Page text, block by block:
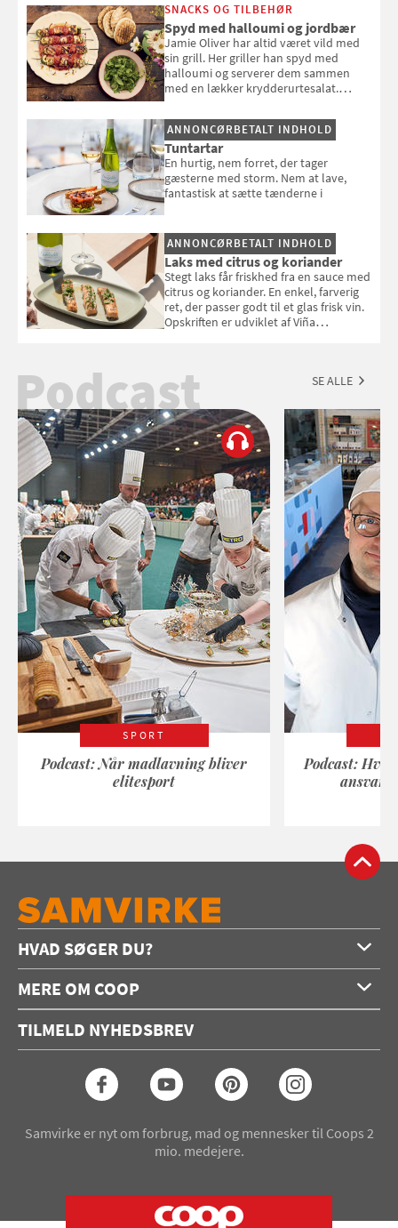
SNACKS OG TILBEHØR
Spyd med halloumi og jordbær
Jamie Oliver har altid været vild med
sin grill. Her griller han spyd med
halloumi og serverer dem sammen
med en lækker krydderurtesalat.
smag" af Jamie Oliver.
ANNONCØRBETALT INDHOLD
Tuntartar
En hurtig, nem forret, der tager
gæsterne med storm. Nem at lave,
fantastisk at sætte tænderne i
ANNONCØRBETALT INDHOLD
Laks med citrus og koriander
Stegt laks får friskhed fra en sauce med
citrus og koriander. En enkel, farverig
ret, der passer godt til et glas frisk vin.
Opskriften er udviklet af Viña
Podcast SE ALLE
SPORT
Podcast: Når madlavning bliver
elitesport
Podcast:
HVAD SØGER DU?
Opskrifter
Konkurrencer
Seneste Samvirke-magasin
MERE OM COOP
Annoncering
Coop medlem
TILMELD NYHEDSBREV
Samvirke er nyt om forbrug, mad og mennesker til Coops 2
mio. medejere.